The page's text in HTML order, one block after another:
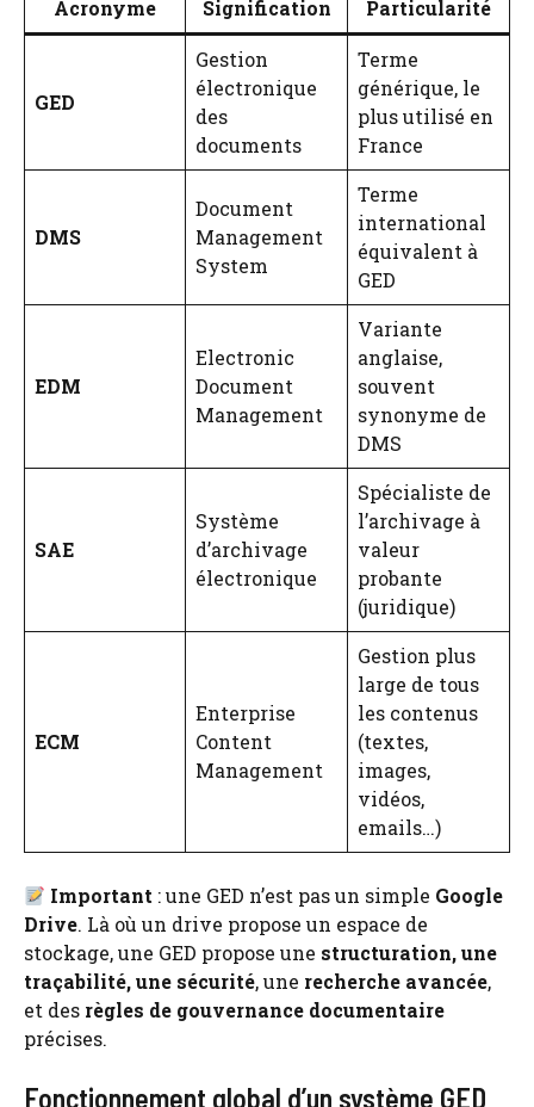
Acronyme Signification Particularité
GED
Gestion
électronique
des
documents
Terme
générique, le
plus utilisé en
France
DMS
Document
Management
System
Terme
international
équivalent à
GED
EDM
Electronic
Document
Management
Variante
anglaise,
souvent
synonyme de
DMS
SAE
Système
d’archivage
électronique
Spécialiste de
l’archivage à
valeur
probante
(juridique)
ECM
Enterprise
Content
Management
Gestion plus
large de tous
les contenus
(textes,
images,
vidéos,
emails…)
Important : une GED n’est pas un simple Google
Drive. Là où un drive propose un espace de
stockage, une GED propose une structuration, une
traçabilité, une sécurité, une recherche avancée,
et des règles de gouvernance documentaire
précises.
Fonctionnement global d’un système GED